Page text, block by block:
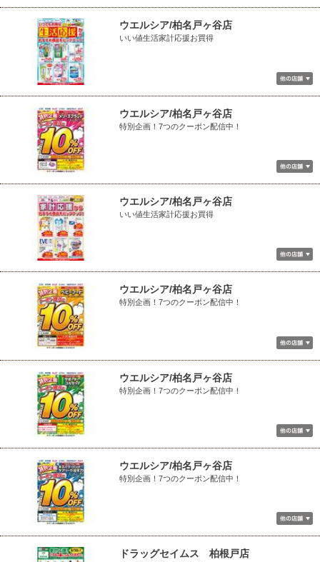
ウエルシア/柏名戸ヶ谷店
いい値生活家計応援お買得
ウエルシア/柏名戸ヶ谷店
特別企画！7つのクーポン配信中！
ウエルシア/柏名戸ヶ谷店
いい値生活家計応援お買得
ウエルシア/柏名戸ヶ谷店
特別企画！7つのクーポン配信中！
ウエルシア/柏名戸ヶ谷店
特別企画！7つのクーポン配信中！
ウエルシア/柏名戸ヶ谷店
特別企画！7つのクーポン配信中！
ドラッグセイムス 柏根戸店